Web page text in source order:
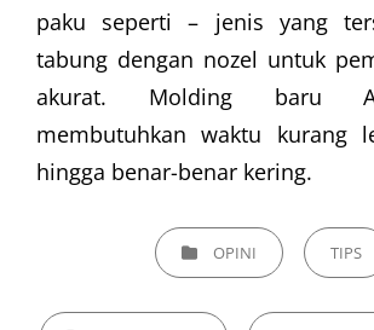
paku seperti – jenis yang
tabung dengan nozel untuk
akurat. Molding baru
membutuhkan waktu kurang
hingga benar-benar kering.
CATEGORIESOPINI TIPS